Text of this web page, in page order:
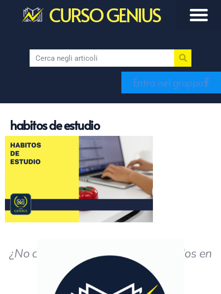
CURSO GENIUS
Entra nel gruppo
habitos de estudio
¿No obtiene los resultados deseados en
el estudio?